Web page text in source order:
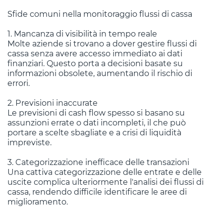
Sfide comuni nella monitoraggio flussi di cassa
1. Mancanza di visibilità in tempo reale
Molte aziende si trovano a dover gestire flussi di
cassa senza avere accesso immediato ai dati
finanziari. Questo porta a decisioni basate su
informazioni obsolete, aumentando il rischio di
errori.
2. Previsioni inaccurate
Le previsioni di cash flow spesso si basano su
assunzioni errate o dati incompleti, il che può
portare a scelte sbagliate e a crisi di liquidità
impreviste.
3. Categorizzazione inefficace delle transazioni
Una cattiva categorizzazione delle entrate e delle
uscite complica ulteriormente l'analisi dei flussi di
cassa, rendendo difficile identificare le aree di
miglioramento.